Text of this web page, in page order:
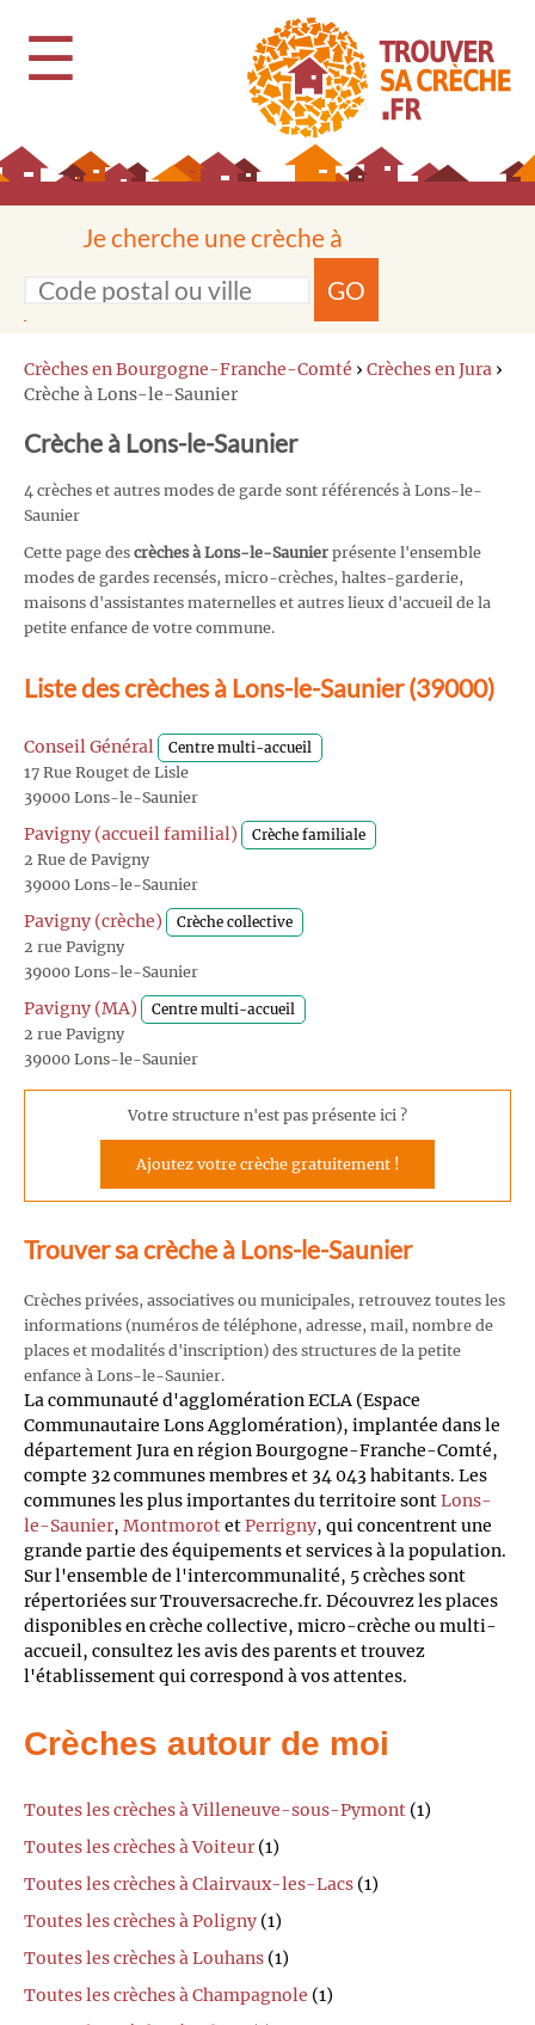
☰
Je cherche une crèche à
GO
Crèches en Bourgogne-Franche-Comté › Crèches en Jura ›
Crèche à Lons-le-Saunier
Crèche à Lons-le-Saunier
4 crèches et autres modes de garde sont référencés à Lons-le-
Saunier
Cette page des crèches à Lons-le-Saunier présente l'ensemble
modes de gardes recensés, micro-crèches, haltes-garderie,
maisons d'assistantes maternelles et autres lieux d'accueil de la
petite enfance de votre commune.
Liste des crèches à Lons-le-Saunier (39000)
Conseil Général Centre multi-accueil
17 Rue Rouget de Lisle
39000 Lons-le-Saunier
Pavigny (accueil familial) Crèche familiale
2 Rue de Pavigny
39000 Lons-le-Saunier
Pavigny (crèche) Crèche collective
2 rue Pavigny
39000 Lons-le-Saunier
Pavigny (MA) Centre multi-accueil
2 rue Pavigny
39000 Lons-le-Saunier
Votre structure n'est pas présente ici ?
Ajoutez votre crèche gratuitement !
Trouver sa crèche à Lons-le-Saunier
Crèches privées, associatives ou municipales, retrouvez toutes les
informations (numéros de téléphone, adresse, mail, nombre de
places et modalités d'inscription) des structures de la petite
enfance à Lons-le-Saunier.
La communauté d'agglomération ECLA (Espace
Communautaire Lons Agglomération), implantée dans le
département Jura en région Bourgogne-Franche-Comté,
compte 32 communes membres et 34 043 habitants. Les
communes les plus importantes du territoire sontLons-
le-Saunier, MontmorotetPerrigny, qui concentrent une
grande partie des équipements et services à la population.
Sur l'ensemble de l'intercommunalité, 5 crèches sont
répertoriées sur Trouversacreche.fr. Découvrez les places
disponibles en crèche collective, micro-crèche ou multi-
accueil, consultez les avis des parents et trouvez
l'établissement qui correspond à vos attentes.
Crèches autour de moi
Toutes les crèches à Villeneuve-sous-Pymont (1)
Toutes les crèches à Voiteur (1)
Toutes les crèches à Clairvaux-les-Lacs (1)
Toutes les crèches à Poligny (1)
Toutes les crèches à Louhans (1)
Toutes les crèches à Champagnole (1)